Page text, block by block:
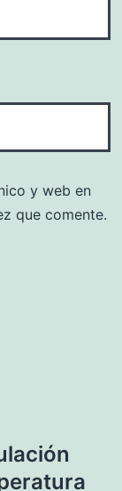
y web en
que comente.